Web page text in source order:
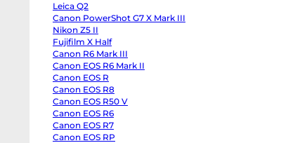
Nikon
Z5
Leica Q2
Canon PowerShot G7 X Mark III
Nikon Z5 II
Fujifilm X Half
Canon R6 Mark III
Canon EOS R6 Mark II
Canon EOS R
Canon EOS R8
Canon EOS R50 V
Canon EOS R6
Canon EOS R7
Canon EOS RP